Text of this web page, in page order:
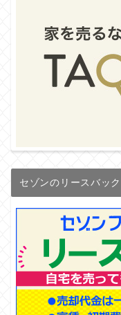
セゾンのリースバック